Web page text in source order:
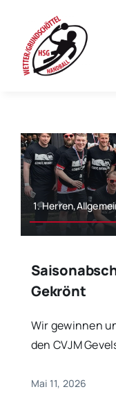
springen
1.
Gekrönt
Wir gewinnen
den CVJM
Mai 11, 2026